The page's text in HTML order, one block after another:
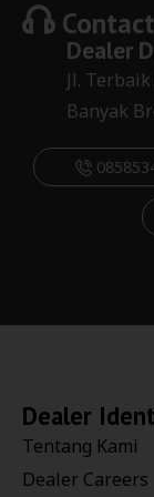
Dealer
Jl.
Banyak
Dealer
Tentang Kami
Dealer Careers